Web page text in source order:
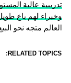
تدريبية عالية
وخبراء لهم باع
العالم متجه نحو
RELATED TOPICS: